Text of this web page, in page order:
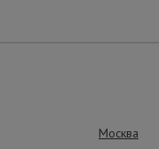
работа
Москва